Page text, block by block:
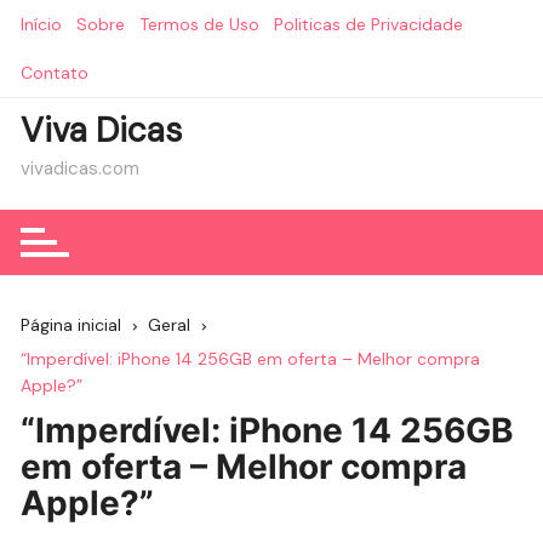
Início Sobre Termos de Uso Politicas de Privacidade
Contato
Viva Dicas
vivadicas.com
Página inicial
Geral
“Imperdível: iPhone 14 256GB em oferta – Melhor compra
Apple?”
“Imperdível: iPhone 14 256GB
em oferta – Melhor compra
Apple?”